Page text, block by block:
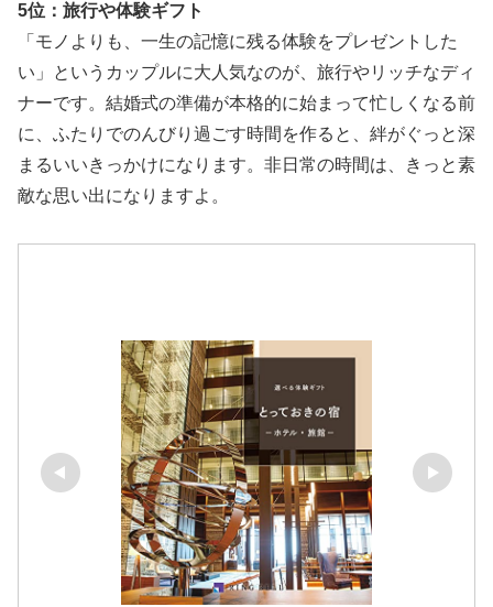
5位：旅行や体験ギフト
「モノよりも、一生の記憶に残る体験をプレゼントした
い」というカップルに大人気なのが、旅行やリッチなディ
ナーです。結婚式の準備が本格的に始まって忙しくなる前
に、ふたりでのんびり過ごす時間を作ると、絆がぐっと深
まるいいきっかけになります。非日常の時間は、きっと素
敵な思い出になりますよ。